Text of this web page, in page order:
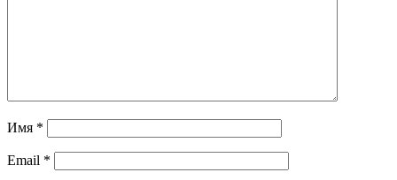
Имя *
Email *